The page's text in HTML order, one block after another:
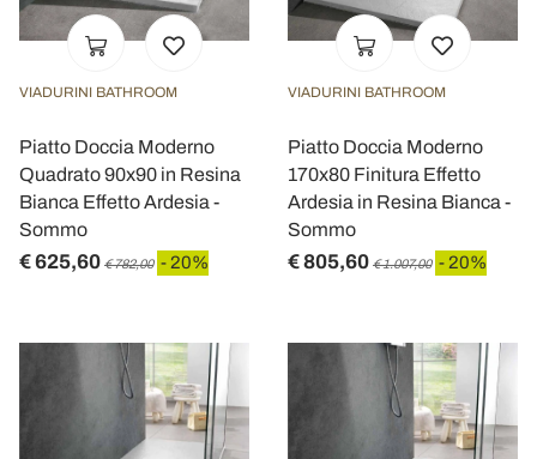
VIADURINI BATHROOM
Piatto Doccia Moderno
Quadrato 90x90 in Resina
Bianca Effetto Ardesia -
Sommo
€ 625,60 € 782,00 - 20%
VIADURINI BATHROOM
Piatto Doccia Moderno
170x80 Finitura Effetto
Ardesia in Resina Bianca -
Sommo
€ 805,60 € 1.007,00 - 20%